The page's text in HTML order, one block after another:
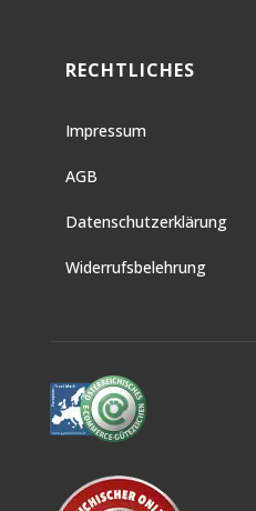
RECHTLICHES
Impressum
AGB
Datenschutzerklärung
Widerrufsbelehrung